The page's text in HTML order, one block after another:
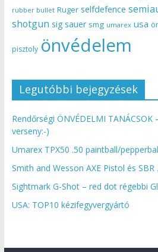
rubber bullet Ruger selfdefence
shotgun sig sauer smg umarex usa
pisztoly önvédelem
Legutóbbi bejegyzések
Rendőrségi ÖNVÉDELMI TANÁCSOK
verseny:-)
Umarex TPX50 .50 paintball/
Smith and Wesson AXE Pistol és
Sightmark G-Shot – red dot régebbi
USA: TOP10 kézifegyvergyártó